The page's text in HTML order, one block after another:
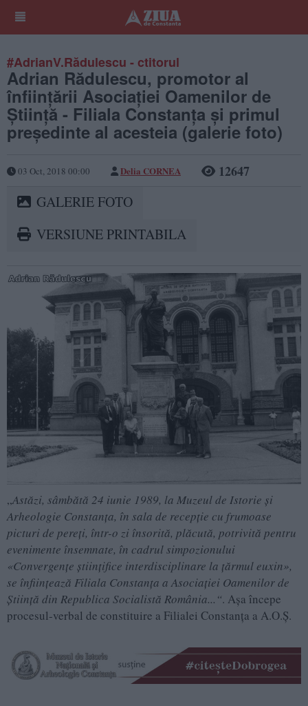
#AdrianV.Rădulescu - ctitorul
Adrian Rădulescu, promotor al
înfiinţării Asociaţiei Oamenilor de
Ştiinţă - Filiala Constanţa şi primul
preşedinte al acesteia (galerie foto)
03 Oct, 2018 00:00 Delia CORNEA 12647
GALERIE FOTO
VERSIUNE PRINTABILA
„Astăzi, sâmbătă 24 iunie 1989, la Muzeul de Istorie şi
Arheologie Constanţa, în sala de recepţie cu frumoase
picturi de pereţi, într-o zi însorită, plăcută, potrivită pentru
evenimente însemnate, în cadrul simpozionului
«Convergenţe ştiinţifice interdisciplinare la ţărmul euxin»,
se înfiinţează Filiala Constanţa a Asociaţiei Oamenilor de
Ştiinţă din Republica Socialistă România...“. Aşa începe
procesul-verbal de constituire a Filialei Constanţa a A.O.Ş.